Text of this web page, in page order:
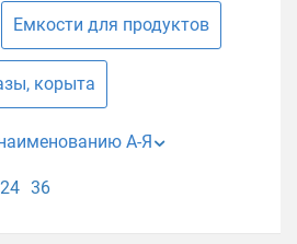
Емкости для продуктов
корыта
А-Я
24 36